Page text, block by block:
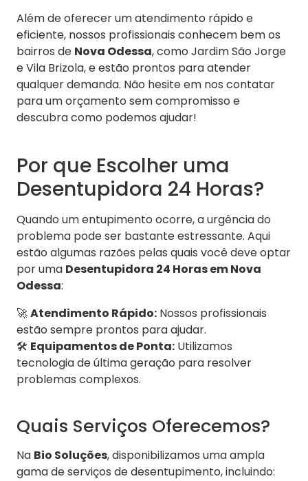
Além de oferecer um atendimento rápido e
eficiente, nossos profissionais conhecem bem os
bairros de Nova Odessa, como Jardim São Jorge
e Vila Brizola, e estão prontos para atender
qualquer demanda. Não hesite em nos contatar
para um orçamento sem compromisso e
descubra como podemos ajudar!
Por que Escolher uma
Desentupidora 24 Horas?
Quando um entupimento ocorre, a urgência do
problema pode ser bastante estressante. Aqui
estão algumas razões pelas quais você deve optar
por uma Desentupidora 24 Horas em Nova
Odessa:
🚀Atendimento Rápido: Nossos profissionais
estão sempre prontos para ajudar.
🛠️ Equipamentos de Ponta: Utilizamos
tecnologia de última geração para resolver
problemas complexos.
Quais Serviços Oferecemos?
Na Bio Soluções, disponibilizamos uma ampla
gama de serviços de desentupimento, incluindo: